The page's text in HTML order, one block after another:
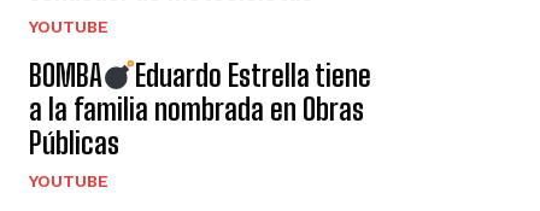
YOUTUBE
BOMBA
Eduardo Estrella tiene
a la familia nombrada en Obras
Públicas
YOUTUBE